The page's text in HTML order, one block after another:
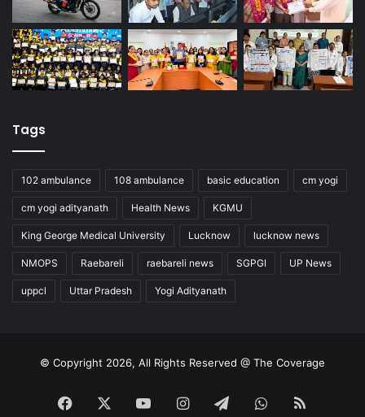
Tags
102 ambulance 108 ambulance basic education cm yogi
cm yogi adityanath Health News KGMU
King George Medical University Lucknow lucknow news
NMOPS Raebareli raebareli news SGPGI UP News
uppcl Uttar Pradesh Yogi Adityanath
© Copyright 2026, All Rights Reserved @ The Coverage
Facebook YouTubeInstagramTelegramWhatsApp